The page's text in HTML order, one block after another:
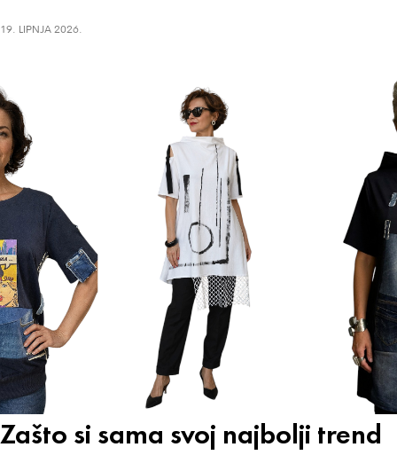
19. LIPNJA 2026.
Zašto si sama svoj najbolji trend